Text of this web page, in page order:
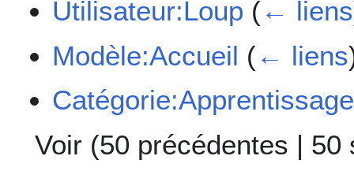
Utilisateur:Loup (← liens
Modèle:Accueil (← liens
Catégorie:Apprentissage
Voir (50 précédentes | 50